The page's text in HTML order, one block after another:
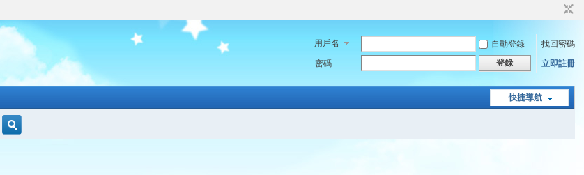
用戶名 自動登錄
找回密碼
密碼
登錄 立即註冊
快捷導航